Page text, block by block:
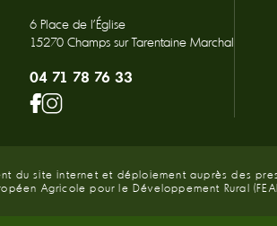
6 Place de l'Église
15270 Champs sur Tarentaine Marchal
04 71 78 76 33
du site internet et déploiement auprès des
Agricole pour le Développement Rural